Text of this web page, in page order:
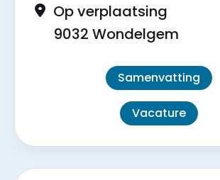
Op verplaatsing
9032 Wondelgem
Samenvatting
Vacature